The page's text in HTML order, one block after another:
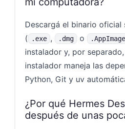
Descargá el binario oficial
(
.exe , .dmg o .AppImage
instalador y, por
instalador maneja las
Python, Git y uv
¿Por qué Hermes
después de unas